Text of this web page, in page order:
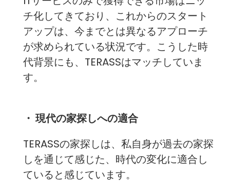
チ化してきており、これからのスタート
アップは、今までとは異なるアプローチ
が求められている状況です。こうした時
代背景にも、TERASSはマッチしていま
す。
・ 現代の家探しへの適合
TERASSの家探しは、私自身が過去の家探
しを通じて感じた、時代の変化に適合し
ていると感じています。